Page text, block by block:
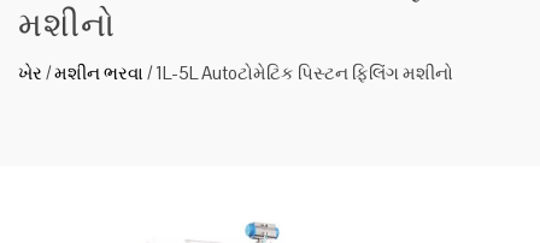
મશીનો
ખેર /મશીન ભરવા /1L-5L Autoટોમેટિક પિસ્ટન ફિલિંગ મશીનો